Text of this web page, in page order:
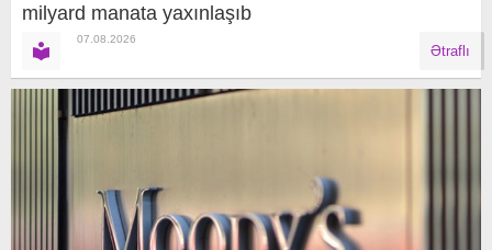
milyard manata yaxınlaşıb
07.08.2026
Ətraflı